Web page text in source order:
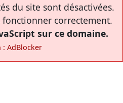
du site sont désactivées.
fonctionner correctement.
sur ce domaine.
: AdBlocker